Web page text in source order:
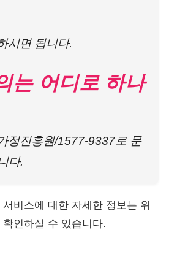
시면 됩니다.
는 어디로 하나
정진흥원/1577-9337로 문
다.
비스에 대한 자세한 정보는 위
인하실 수 있습니다.